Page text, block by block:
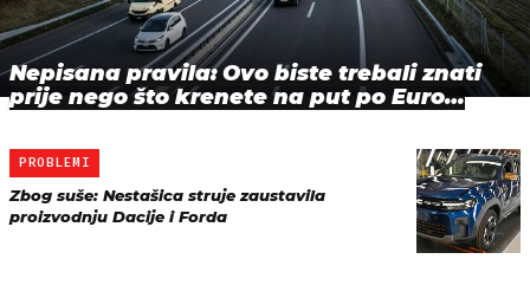
Nepisana pravila: Ovo biste trebali znati
prije nego što krenete na put po Euro…
PROBLEMI
Zbog suše: Nestašica struje zaustavila
proizvodnju Dacije i Forda